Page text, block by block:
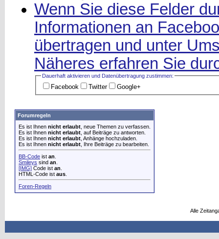
Wenn Sie diese Felder
Informationen an
übertragen und unter
Näheres erfahren Sie
Dauerhaft aktivieren und Datenüber­tragung zustimmen:
Facebook Twitter Google+
Forumregeln
Es ist Ihnen nicht erlaubt , neue Themen zu verfassen.
Es ist Ihnen nicht erlaubt , auf Beiträge zu antworten.
Es ist Ihnen nicht erlaubt , Anhänge hochzuladen.
Es ist Ihnen nicht erlaubt , Ihre Beiträge zu bearbeiten.
BB-Code ist an
Smileys sind an
[IMG] Code ist an
HTML-Code ist aus
Foren-Regeln
Alle